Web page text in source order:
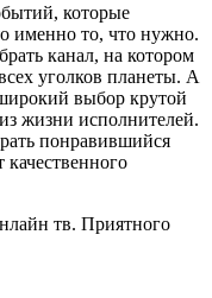
которые
именно то, что нужно.
канал, на котором
уголков планеты. А
выбор крутой
жизни исполнителей.
понравившийся
качественного
тв. Приятного